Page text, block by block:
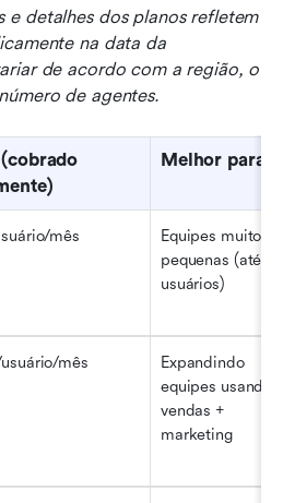
e detalhes dos planos refletem
na data da
de acordo com a região, o
de agentes.
(cobrado
Melhor para
mês
Equipes muito
pequenas (até 2
usuários)
mês
Expandindo
equipes usando
vendas +
marketing